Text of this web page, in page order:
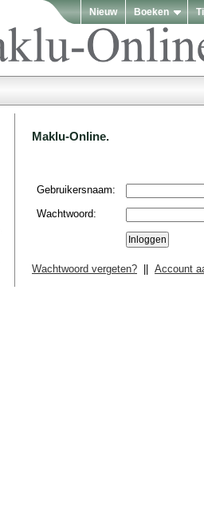
Nieuw Boeken
Maklu-Online.
Gebruikersnaam:
Wachtwoord:
Wachtwoord vergeten? Account